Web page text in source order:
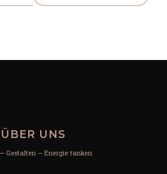
ÜBER UNS
Gestalten — Energie tanken